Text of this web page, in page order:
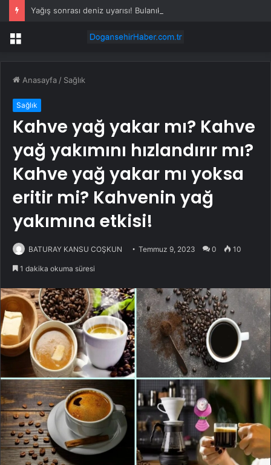
Menü
Anasayfa / Sağlık
Sağlık
Kahve yağ yakar mı? Kahve
yağ yakımını hızlandırır mı?
Kahve yağ yakar mı yoksa
eritir mi? Kahvenin yağ
yakımına etkisi!
BATURAY KANSU COŞKUN Temmuz 9, 2023 0 10
1 dakika okuma süresi